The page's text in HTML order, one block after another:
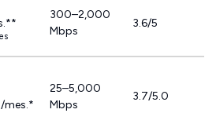
300–2,000
Mbps
3.6/5
mes.*
25–5,000
Mbps
3.7/5.0